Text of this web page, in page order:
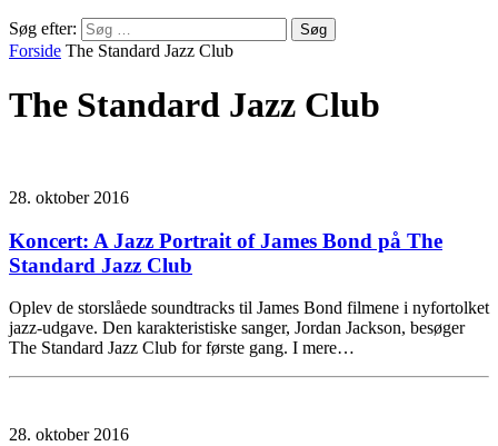
Søg efter:
Forside The Standard Jazz Club
The Standard Jazz Club
28. oktober 2016
Koncert: A Jazz Portrait of James Bond på The
Standard Jazz Club
Oplev de storslåede soundtracks til James Bond filmene i nyfortolket
jazz-udgave. Den karakteristiske sanger, Jordan Jackson, besøger
The Standard Jazz Club for første gang. I mere…
28. oktober 2016